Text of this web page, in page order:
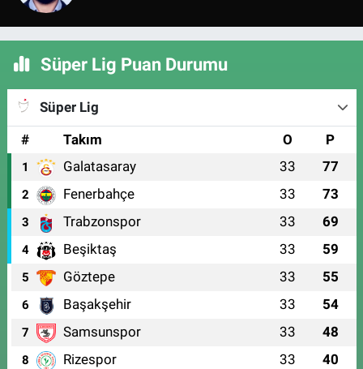
Süper Lig Puan Durumu
Süper Lig
#
Takım O P
1 Galatasaray 33 77
2 Fenerbahçe 33 73
3 Trabzonspor 33 69
4 Beşiktaş 33 59
5 Göztepe 33 55
6 Başakşehir 33 54
7 Samsunspor 33 48
8 Rizespor 33 40